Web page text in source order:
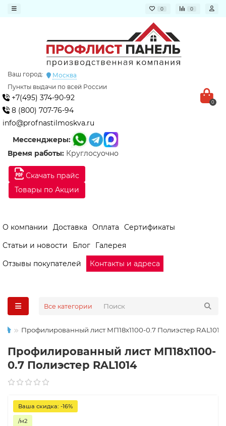
0 0
Скачать прайс
Товары по Акции
Ваш город:
Москва
Пункты выдачи по всей России
+7(495) 374-90-92
8 (800) 707-76-94
info@profnastilmoskva.ru
Мессенджеры:
Время работы: Круглосуочно
0
О компании Доставка Оплата
Сертификаты
Статьи и новости
Блог
Галерея
Отзывы покупателей
Контакты и адреса
Все категории
Профилированный лист МП18х1100-0.7 Полиэстер RAL1014
Профилированный лист МП18х1100-
0.7 Полиэстер RAL1014
Ваша скидка: -16%
/м2